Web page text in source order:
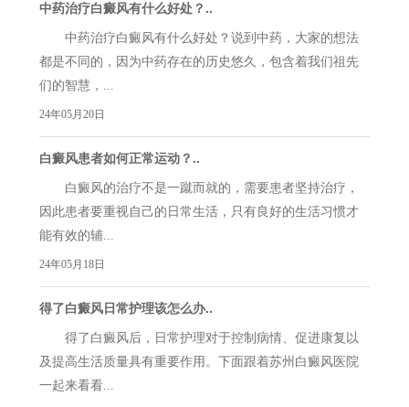
中药治疗白癜风有什么好处？..
中药治疗白癜风有什么好处？说到中药，大家的想法
都是不同的，因为中药存在的历史悠久，包含着我们祖先
们的智慧，...
24年05月20日
白癜风患者如何正常运动？..
白癜风的治疗不是一蹴而就的，需要患者坚持治疗，
因此患者要重视自己的日常生活，只有良好的生活习惯才
能有效的辅...
24年05月18日
得了白癜风日常护理该怎么办..
得了白癜风后，日常护理对于控制病情、促进康复以
及提高生活质量具有重要作用。下面跟着苏州白癜风医院
一起来看看...